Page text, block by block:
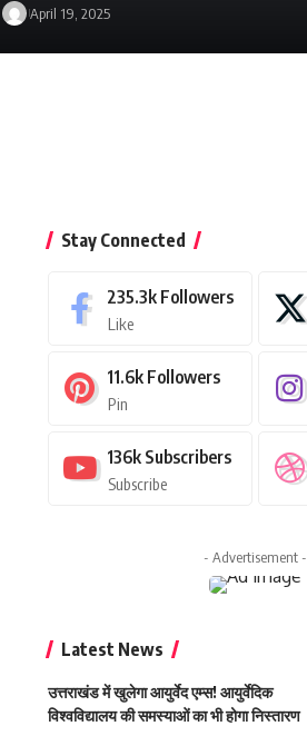
March 1, 2025
April 19, 2025
Stay Connected
235.3k Followers
Like
11.6k Followers
Pin
136k Subscribers
Subscribe
- Advertisement -
Latest News
उत्तराखंड में खुलेगा आयुर्वेद एम्स! आयुर्वेदिक
विश्वविद्यालय की समस्याओं का भी होगा निस्तारण